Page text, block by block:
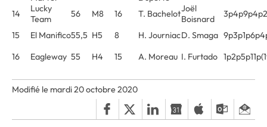
14
Lucky
Team
56 M8 16 T. BachelotJoël
Boisnard
15
El Manifico55,5 H5 8 H. JourniacD. Smaga
16
Eagleway 55 H4 15 A. Moreau I. Furtado
Modifié le mardi 20 octobre 2020